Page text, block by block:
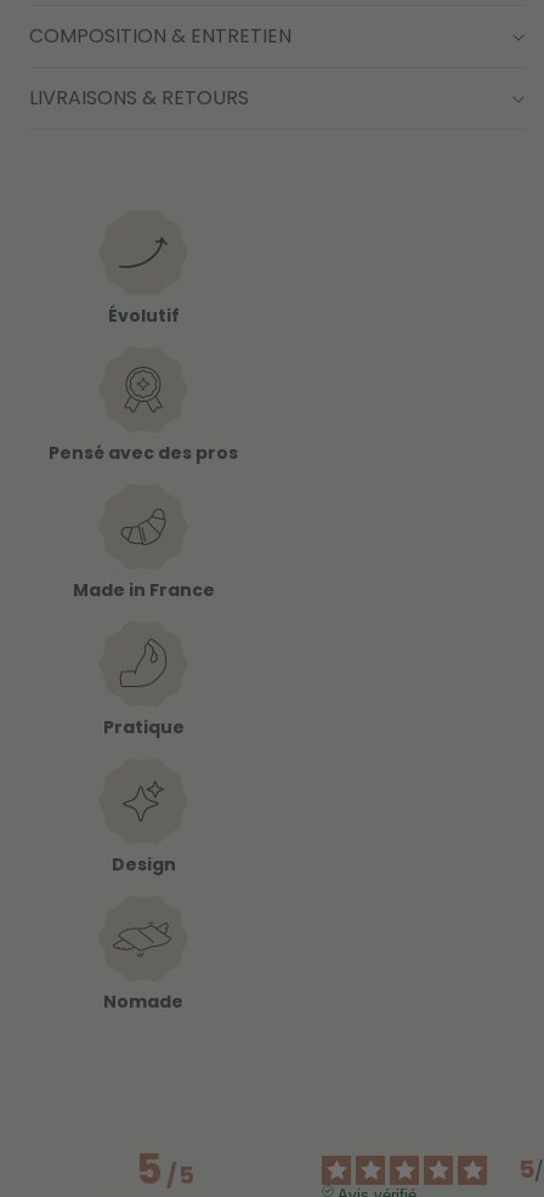
COMPOSITION & ENTRETIEN
LIVRAISONS & RETOURS
Évolutif
Pensé avec des pros
Made in France
Pratique
Design
Nomade
5/5 5/